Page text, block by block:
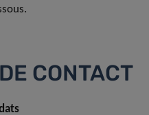
CONTACT